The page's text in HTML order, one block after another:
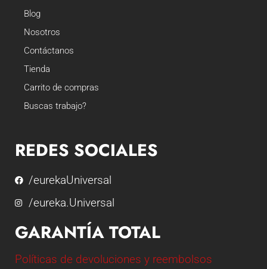
Blog
Nosotros
Contáctanos
Tienda
Carrito de compras
Buscas trabajo?
REDES SOCIALES
/eurekaUniversal
/eureka.Universal
GARANTÍA TOTAL
Políticas de devoluciones y reembolsos